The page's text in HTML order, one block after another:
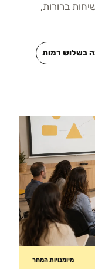
ברורות,
בשלוש רמות
מיומנויות המחר